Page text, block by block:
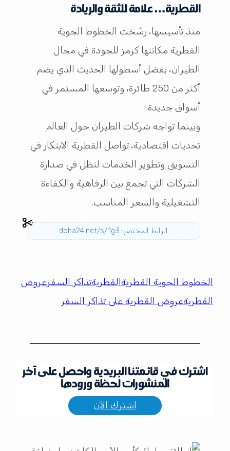
القطرية… علامة للثقة والريادة
منذ تأسيسها، رسّخت الخطوط الجوية
القطرية مكانتها كرمز للجودة في مجال
الطيران، بفضل أسطولها الحديث الذي يضم
أكثر من 250 طائرة، وتوسعها المستمر في
أسواق جديدة.
وبينما تواجه شركات الطيران حول العالم
تحديات اقتصادية، تواصل القطرية الابتكار في
التسويق وتطوير الخدمات لتظل في صدارة
الشركات التي تجمع بين الرفاهية والكفاءة
التشغيلية والسعر المناسب.
الرابط المختصر: doha24.net/s/1g3
الخطوط الجوية القطريةالقطريةتذاكر السفرعروض
القطريةعروض القطرية على تذاكر السفر
اشترك في قائمتنا البريدية واحصل على آخر
المنشورات لحظة ورودها
اشترك الآن